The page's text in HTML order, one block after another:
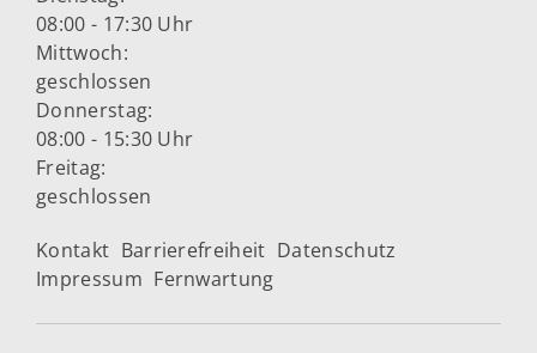
08:00 - 17:30 Uhr
Mittwoch:
geschlossen
Donnerstag:
08:00 - 15:30 Uhr
Freitag:
geschlossen
Kontakt Barrierefreiheit Datenschutz
Impressum Fernwartung